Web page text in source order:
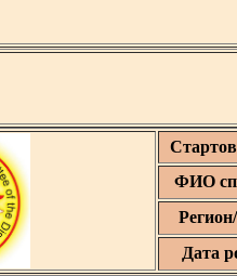
ФИО
Дата